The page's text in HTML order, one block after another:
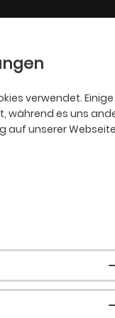
verwendet. Einige
während es uns
auf unserer